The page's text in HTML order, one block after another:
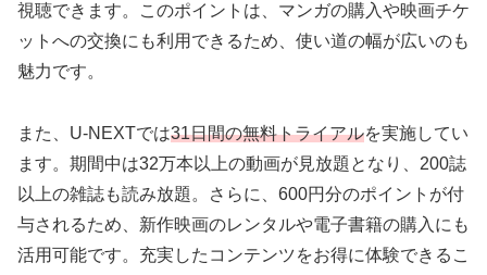
視聴できます。このポイントは、マンガの購入や映画チケ
ットへの交換にも利用できるため、使い道の幅が広いのも
魅力です。
また、U-NEXTでは31日間の無料トライアルを実施してい
ます。期間中は32万本以上の動画が見放題となり、200誌
以上の雑誌も読み放題。さらに、600円分のポイントが付
与されるため、新作映画のレンタルや電子書籍の購入にも
活用可能です。充実したコンテンツをお得に体験できるこ